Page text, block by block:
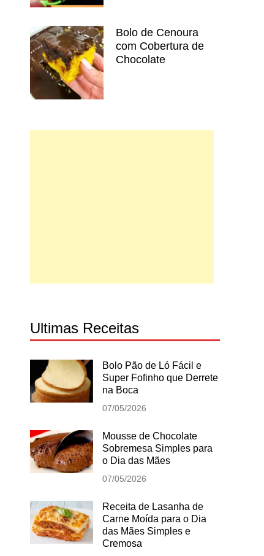
Bolo de Cenoura
com Cobertura de
Chocolate
Ultimas Receitas
Bolo Pão de Ló Fácil e
Super Fofinho que Derrete
na Boca
07/05/2026
Mousse de Chocolate
Sobremesa Simples para
o Dia das Mães
07/05/2026
Receita de Lasanha de
Carne Moída para o Dia
das Mães Simples e
Cremosa